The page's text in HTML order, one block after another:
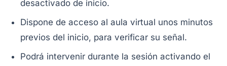
desactivado de inicio.
Dispone de acceso al aula virtual unos minutos
previos del inicio, para verificar su señal.
Podrá intervenir durante la sesión activando el